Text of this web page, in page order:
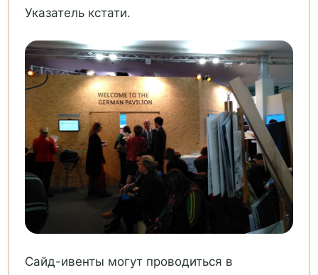
Указатель кстати.
Сайд-ивенты могут проводиться в